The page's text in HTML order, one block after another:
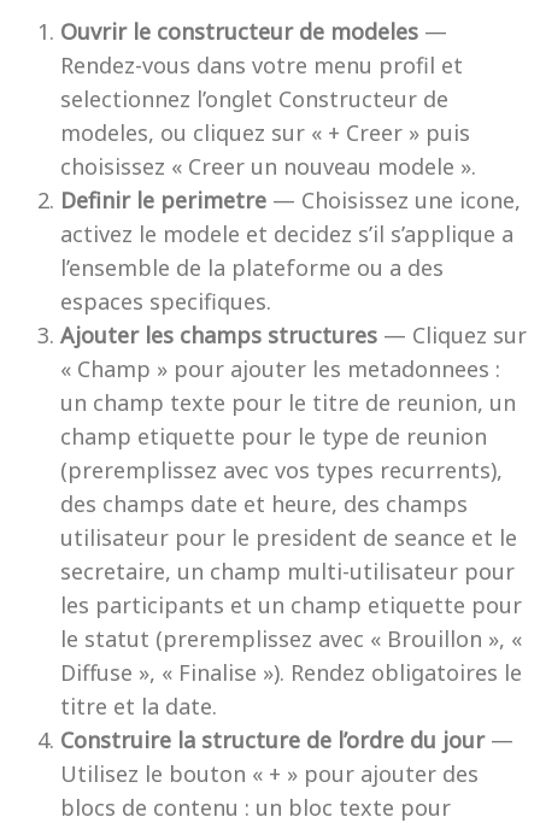
Ouvrir le constructeur de modeles —
Rendez-vous dans votre menu profil et
selectionnez l’onglet Constructeur de
modeles, ou cliquez sur « + Creer » puis
choisissez « Creer un nouveau modele ».
Definir le perimetre — Choisissez une icone,
activez le modele et decidez s’il s’applique a
l’ensemble de la plateforme ou a des
espaces specifiques.
Ajouter les champs structures — Cliquez sur
« Champ » pour ajouter les metadonnees :
un champ texte pour le titre de reunion, un
champ etiquette pour le type de reunion
(preremplissez avec vos types recurrents),
des champs date et heure, des champs
utilisateur pour le president de seance et le
secretaire, un champ multi-utilisateur pour
les participants et un champ etiquette pour
le statut (preremplissez avec « Brouillon », «
Diffuse », « Finalise »). Rendez obligatoires le
titre et la date.
Construire la structure de l’ordre du jour—
Utilisez le bouton « + » pour ajouter des
blocs de contenu : un bloc texte pour